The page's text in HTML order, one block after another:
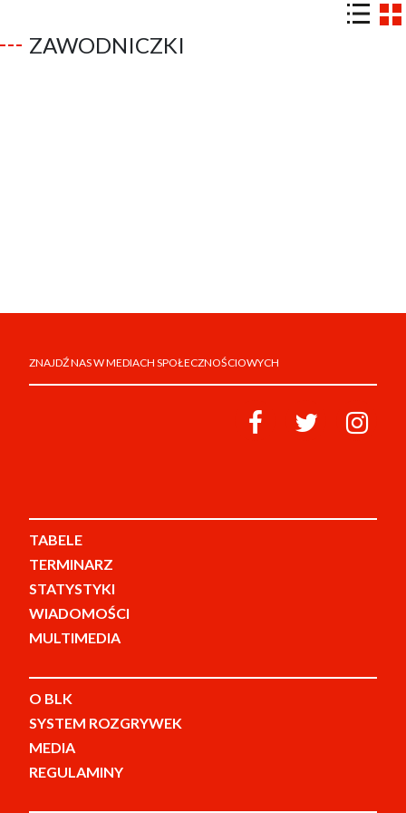
ZAWODNICZKI
ZNAJDŹ NAS W MEDIACH SPOŁECZNOŚCIOWYCH
TABELE
TERMINARZ
STATYSTYKI
WIADOMOŚCI
MULTIMEDIA
O BLK
SYSTEM ROZGRYWEK
MEDIA
REGULAMINY